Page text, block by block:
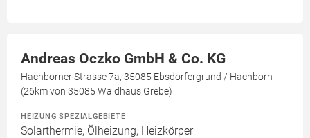
Andreas Oczko GmbH & Co. KG
Hachborner Strasse 7a, 35085 Ebsdorfergrund / Hachborn
(26km von 35085 Waldhaus Grebe)
HEIZUNG SPEZIALGEBIETE
Solarthermie, Ölheizung, Heizkörper